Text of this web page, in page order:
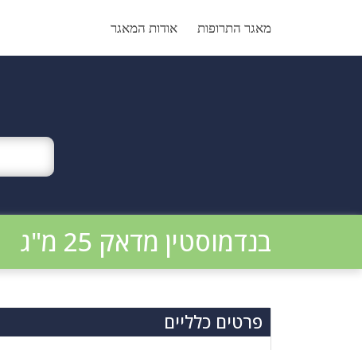
מאגר התרופות אודות המאגר
בנדמוסטין מדאק 25 מ"ג
פרטים כלליים